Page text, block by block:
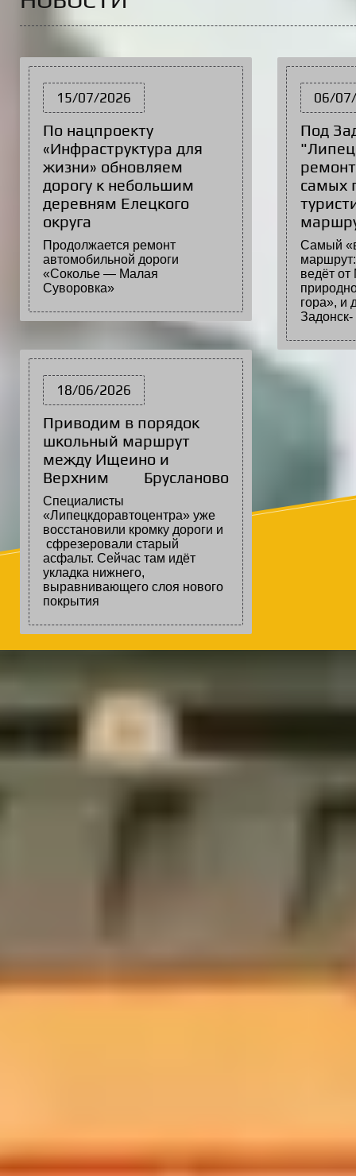
15/07/2026
По нацпроекту
«Инфраструктура для
жизни» обновляем
дорогу к небольшим
деревням Елецкого
округа
Продолжается ремонт
автомобильной дороги
«Соколье — Малая
Суворовка»
06/
Под
самых
Самый
ведёт от
гора», и
18/06/2026
Приводим в порядок
школьный маршрут
между Ищеино и
Верхним Брусланово
Специалисты
«Липецкдоравтоцентра» уже
восстановили кромку дороги и
сфрезеровали старый
асфальт. Сейчас там идёт
укладка нижнего,
выравнивающего слоя нового
покрытия